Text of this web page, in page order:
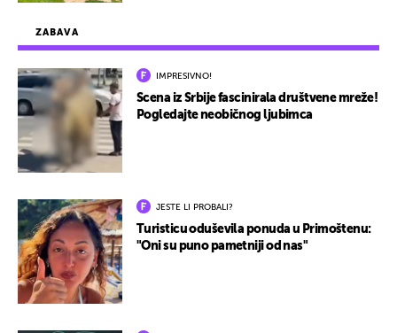
ZABAVA
IMPRESIVNO!
Scena iz Srbije fascinirala društvene mreže!
Pogledajte neobičnog ljubimca
JESTE LI PROBALI?
Turisticu oduševila ponuda u Primoštenu:
"Oni su puno pametniji od nas"